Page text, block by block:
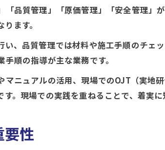
品質管理」「原価管理」「安全管理」
ます。
、品質管理では材料や施工手順のチェ
順の指導が主な業務です。
ニュアルの活用、現場でのOJT（実地
。現場での実践を重ねることで、着実に
性